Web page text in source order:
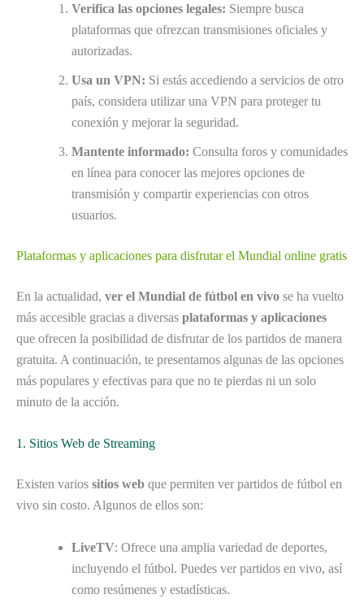
Verifica las opciones legales: Siempre busca
plataformas que ofrezcan transmisiones oficiales y
autorizadas.
Usa un VPN: Si estás accediendo a servicios de otro
país, considera utilizar una VPN para proteger tu
conexión y mejorar la seguridad.
Mantente informado: Consulta foros y comunidades
en línea para conocer las mejores opciones de
transmisión y compartir experiencias con otros
usuarios.
Plataformas y aplicaciones para disfrutar el Mundial online gratis
En la actualidad, ver el Mundial de fútbol en vivo se ha vuelto
más accesible gracias a diversas plataformas y aplicaciones
que ofrecen la posibilidad de disfrutar de los partidos de manera
gratuita. A continuación, te presentamos algunas de las opciones
más populares y efectivas para que no te pierdas ni un solo
minuto de la acción.
1. Sitios Web de Streaming
Existen varios sitios web que permiten ver partidos de fútbol en
vivo sin costo. Algunos de ellos son:
LiveTV: Ofrece una amplia variedad de deportes,
incluyendo el fútbol. Puedes ver partidos en vivo, así
como resúmenes y estadísticas.